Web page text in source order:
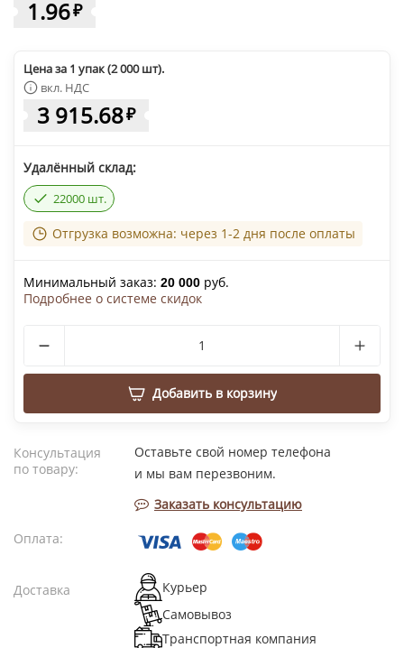
1.96₽
Цена за 1 упак (2 000 шт).
вкл. НДС
3 915.68₽
Удалённый склад:
22000 шт.
Отгрузка возможна: через 1-2 дня после оплаты
Минимальный заказ: 20 000 руб.
Подробнее о системе скидок
Добавить в корзину
Консультация
по товару:
Оставьте свой номер телефона
и мы вам перезвоним.
Заказать консультацию
Оплата:
Доставка
Курьер
Самовывоз
Транспортная компания